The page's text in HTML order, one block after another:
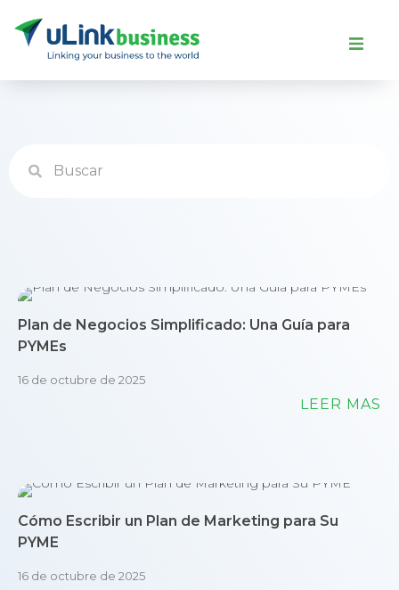
Plan de Negocios Simplificado: Una Guía para
PYMEs
16 de octubre de 2025
LEER MÁS
Cómo Escribir un Plan de Marketing para Su
PYME
16 de octubre de 2025